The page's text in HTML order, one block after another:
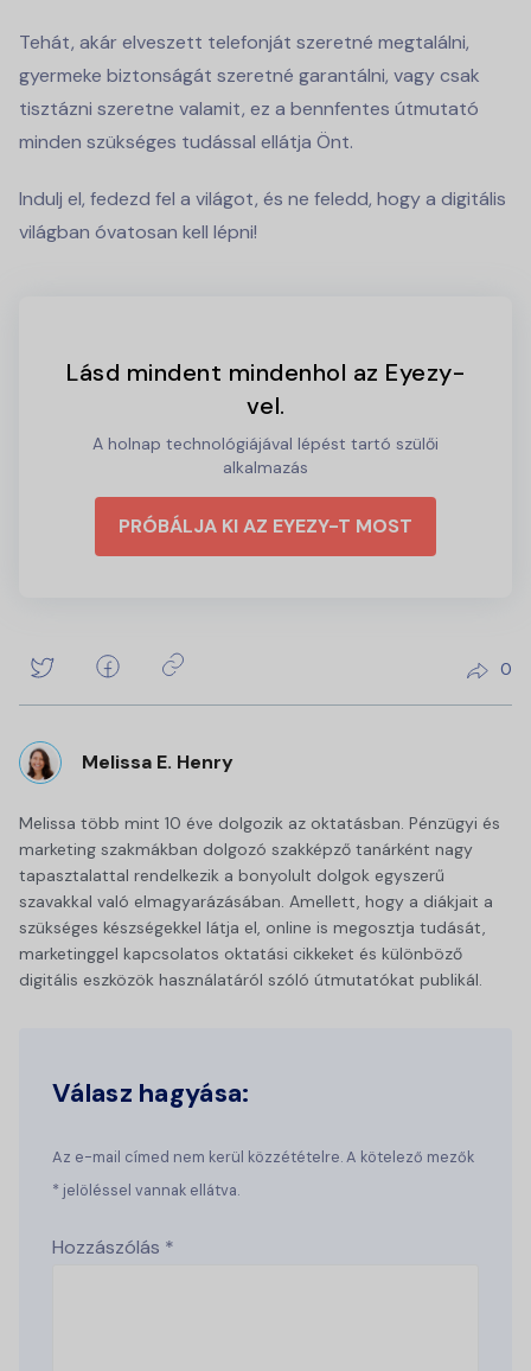
Tehát, akár elveszett telefonját szeretné megtalálni,
gyermeke biztonságát szeretné garantálni, vagy csak
tisztázni szeretne valamit, ez a bennfentes útmutató
minden szükséges tudással ellátja Önt.
Indulj el, fedezd fel a világot, és ne feledd, hogy a digitális
világban óvatosan kell lépni!
Lásd mindent mindenhol az Eyezy-
vel.
A holnap technológiájával lépést tartó szülői
alkalmazás
PRÓBÁLJA KI AZ EYEZY-T MOST
0
Melissa E. Henry
Melissa több mint 10 éve dolgozik az oktatásban. Pénzügyi és
marketing szakmákban dolgozó szakképző tanárként nagy
tapasztalattal rendelkezik a bonyolult dolgok egyszerű
szavakkal való elmagyarázásában. Amellett, hogy a diákjait a
szükséges készségekkel látja el, online is megosztja tudását,
marketinggel kapcsolatos oktatási cikkeket és különböző
digitális eszközök használatáról szóló útmutatókat publikál.
Válasz hagyása:
Az e-mail címed nem kerül közzétételre. A kötelező mezők
* jelöléssel vannak ellátva.
Hozzászólás *